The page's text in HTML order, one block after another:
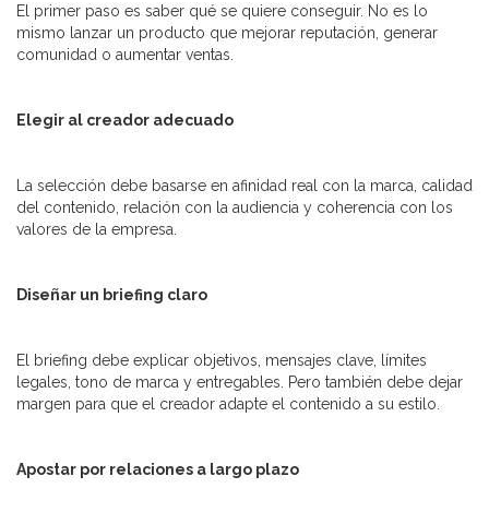
El primer paso es saber qué se quiere conseguir. No es lo
mismo lanzar un producto que mejorar reputación, generar
comunidad o aumentar ventas.
Elegir al creador adecuado
La selección debe basarse en afinidad real con la marca, calidad
del contenido, relación con la audiencia y coherencia con los
valores de la empresa.
Diseñar un briefing claro
El briefing debe explicar objetivos, mensajes clave, límites
legales, tono de marca y entregables. Pero también debe dejar
margen para que el creador adapte el contenido a su estilo.
Apostar por relaciones a largo plazo